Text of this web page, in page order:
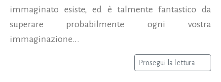
immaginato esiste, ed è talmente fantastico da
superare probabilmente ogni vostra
immaginazione...
Prosegui la lettura